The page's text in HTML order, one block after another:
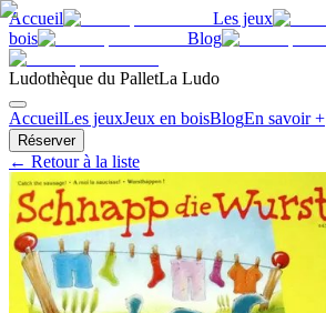
Accueil Les jeux
bois
Blog
Ludothèque du PalletLa Ludo
AccueilLes jeuxJeux en boisBlogEn savoir +
Réserver
← Retour à la liste